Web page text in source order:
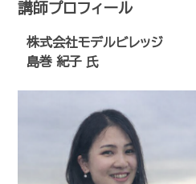
講師プロフィール
株式会社モデルビレッジ
島巻 紀子 氏